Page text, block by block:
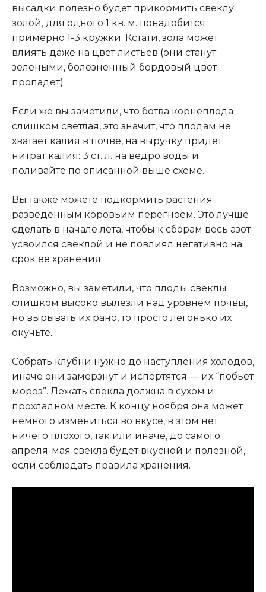
высадки полезно будет прикормить свеклу
золой, для одного 1 кв. м. понадобится
примерно 1-3 кружки. Кстати, зола может
влиять даже на цвет листьев (они станут
зелеными, болезненный бордовый цвет
пропадет)
Если же вы заметили, что ботва корнеплода
слишком светлая, это значит, что плодам не
хватает калия в почве, на выручку придет
нитрат калия: 3 ст. л. на ведро воды и
поливайте по описанной выше схеме.
Вы также можете подкормить растения
разведенным коровьим перегноем. Это лучше
сделать в начале лета, чтобы к сборам весь азот
усвоился свеклой и не повлиял негативно на
срок ее хранения.
Возможно, вы заметили, что плоды свеклы
слишком высоко вылезли над уровнем почвы,
но вырывать их рано, то просто легонько их
окучьте.
Собрать клубни нужно до наступления холодов,
иначе они замерзнут и испортятся — их “побьет
мороз”. Лежать свёкла должна в сухом и
прохладном месте. К концу ноября она может
немного измениться во вкусе, в этом нет
ничего плохого, так или иначе, до самого
апреля-мая свёкла будет вкусной и полезной,
если соблюдать правила хранения.